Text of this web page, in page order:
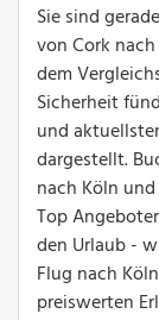
Sie sind
von Cork
dem
Sicherheit
und
dargestellt.
nach Köln
Top
den Urlaub -
Flug nach
preiswerten